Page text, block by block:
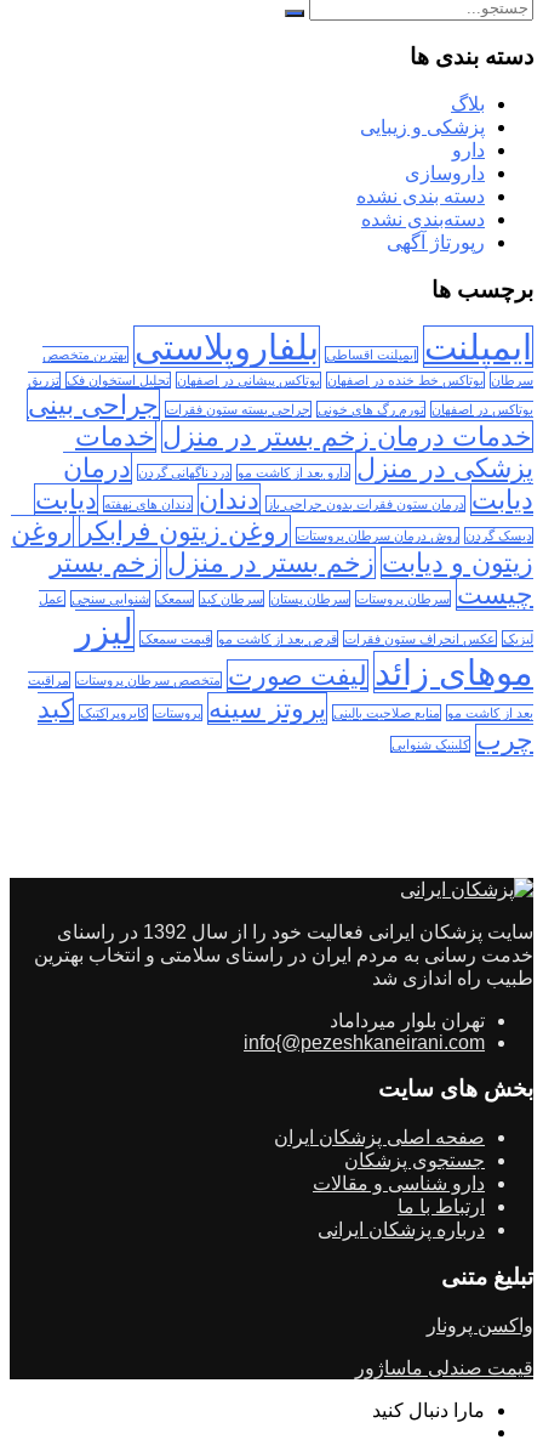
دسته بندی ها
بلاگ
پزشکی و زیبایی
دارو
داروسازی
دسته بندی نشده
دسته‌بندی نشده
رپورتاژ آگهی
برچسب ها
ایمپلنت ایمپلنت اقساطی بلفاروپلاستی
بهترین متخصص
سرطان بوتاکس خط خنده در اصفهان بوتاکس پیشانی در اصفهان تحلیل استخوان فک تزریق
بوتاکس در اصفهان تورم رگ های خونی جراحی بسته ستون فقرات
جراحی بینی
خدمات درمان زخم بستر در منزل خدمات
پزشکی در منزل دارو بعد از کاشت مو درد ناگهانی گردن درمان
دیابت درمان ستون فقرات بدون جراحی باز دندان دندان های نهفته دیابت
دیسک گردن روش درمان سرطان پروستات روغن زیتون فرابکر روغن
زیتون و دیابت زخم بستر در منزل زخم بستر
چیست سرطان پروستات سرطان پستان سرطان کبد سمعک شنوایی سنجی عمل
لیزیک عکس انحراف ستون فقرات قرص بعد از کاشت مو قیمت سمعک
لیزر
موهای زائد لیفت صورت متخصص سرطان پروستات مراقبت
بعد از کاشت مو منابع صلاحیت بالینی پروتز سینه پروستات کایروپراکتیک کبد
چرب کلینیک شنوایی
سایت پزشکان ایرانی فعالیت خود را از سال 1392 در راسنای
خدمت رسانی به مردم ایران در راستای سلامتی و انتخاب بهترین
طبیب راه اندازی شد
تهران بلوار میرداماد
info{@pezeshkaneirani.com
بخش های سایت
صفحه اصلی پزشکان ایران
جستجوی پزشکان
دارو شناسی و مقالات
ارتباط با ما
درباره پزشکان ایرانی
تبلیغ متنی
واکسن پرونار
قیمت صندلی ماساژور
مارا دنبال کنید